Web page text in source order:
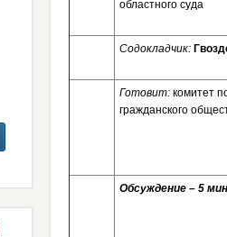
областного суда
Содокладчик:
Готовит: комитет
гражданского
Обсуждение – 5